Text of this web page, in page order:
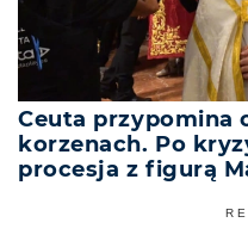
Ceuta przypomina
korzenach. Po
procesja z figurą